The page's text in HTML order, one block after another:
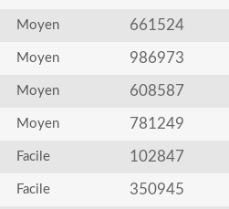
Moyen 661524
Moyen 986973
Moyen 608587
Moyen 781249
Facile 102847
Facile 350945